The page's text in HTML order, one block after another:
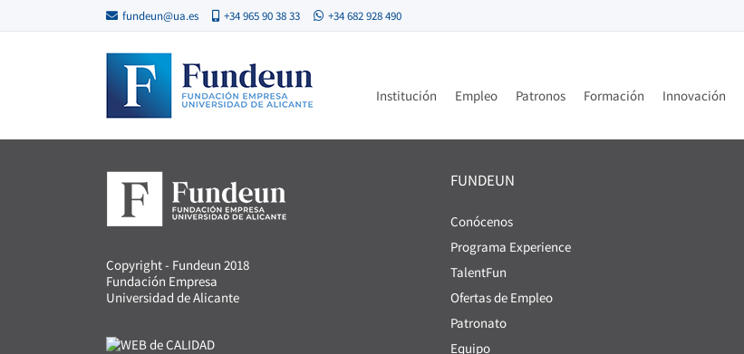
fundeun@ua.es +34 965 90 38 33 +34 682 928 490
Institución Empleo Patronos Formación Innovación
Copyright - Fundeun 2018
Fundación Empresa
Universidad de Alicante
FUNDEUN
Conócenos
Programa Experience
TalentFun
Ofertas de Empleo
Patronato
Equipo